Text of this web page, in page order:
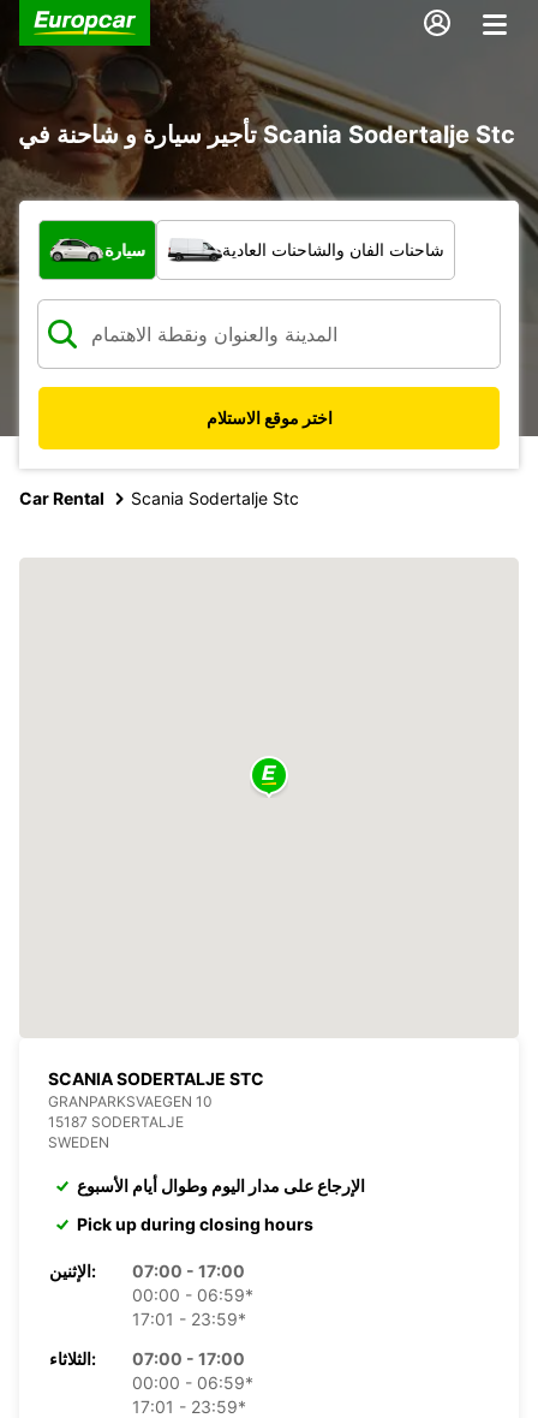
تأجير سيارة و شاحنة في Scania Sodertalje Stc
ما نوع المركبة؟
سيارة شاحنات الفان والشاحنات العادية
اختر موقع الاستلام
Car Rental Scania Sodertalje Stc
SCANIA SODERTALJE STC
GRANPARKSVAEGEN 10
15187 SODERTALJE
SWEDEN
الإرجاع على مدار اليوم وطوال أيام الأسبوع
Pick up during closing hours
الإثنين:
07:00 - 17:00
00:00 - 06:59*
17:01 - 23:59*
الثلاثاء:
07:00 - 17:00
00:00 - 06:59*
17:01 - 23:59*